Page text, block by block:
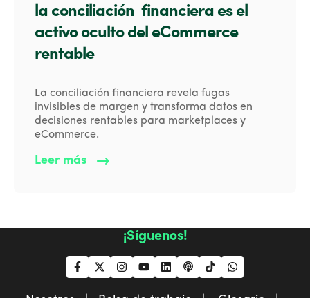
la conciliación financiera es el
activo oculto del eCommerce
rentable
La conciliación financiera revela fugas
invisibles de margen y transforma datos en
decisiones rentables para marketplaces y
eCommerce.
Leer más
¡Síguenos!